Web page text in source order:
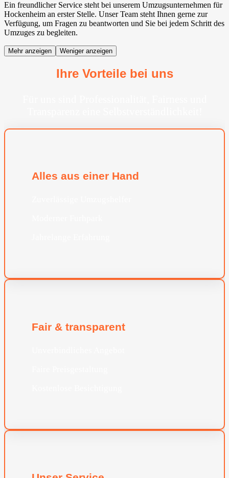
Ein freundlicher Service steht bei unserem Umzugsunternehmen für
Hockenheim an erster Stelle. Unser Team steht Ihnen gerne zur
Verfügung, um Fragen zu beantworten und Sie bei jedem Schritt des
Umzuges zu begleiten.
Mehr anzeigen Weniger anzeigen
Ihre Vorteile bei uns
Alles aus einer Hand
Fair & transparent